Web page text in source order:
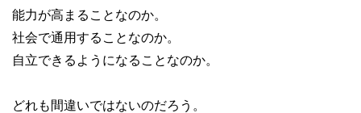
能力が高まることなのか。
社会で通用することなのか。
自立できるようになることなのか。
どれも間違いではないのだろう。